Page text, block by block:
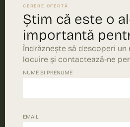
CERERE OFERTĂ
Știm că este o
importantă
Îndrăznește să descoperi un
locuire și contactează-ne
NUME ȘI PRENUME
EMAIL